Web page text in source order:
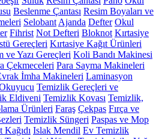
Beslenme Çantası Resim Boyaları ve
Selobant Ajanda Defter Okul
Fihrist Not Defteri Bloknot Kırtasiye
Gereçleri Kırtasiye Kağıt Ürünleri
ve Yazı Gereçleri Koli Bandı Makinesi
Çekmeceleri Para Sayma Makineleri
İmha Makineleri Laminasyon
Temizlik Gereçleri ve
Eldiveni Temizlik Kovası Temizlik,
Ürünleri Faraş Çekpas Fırça ve
Temizlik Süngeri Paspas ve Mop
Kağıdı Islak Mendil Ev Temizlik